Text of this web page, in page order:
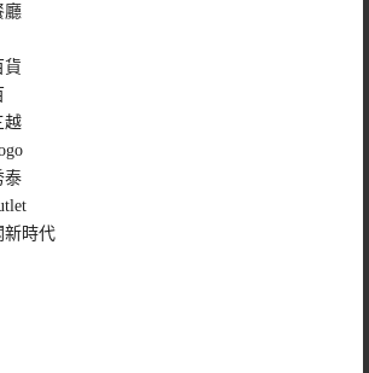
廳
貨
越
泰
新時代